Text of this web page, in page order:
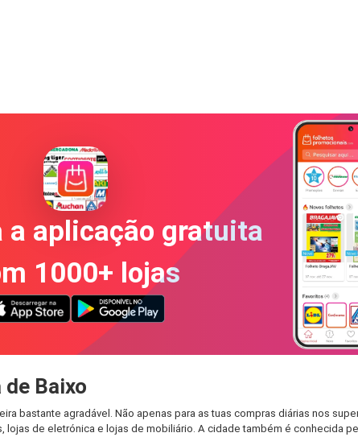
a aplicação gratuita
1000+ lojas
Baixo
bastante agradável. Não apenas para as tuas compras diárias nos
de eletrónica e lojas de mobiliário. A cidade também é conhecida